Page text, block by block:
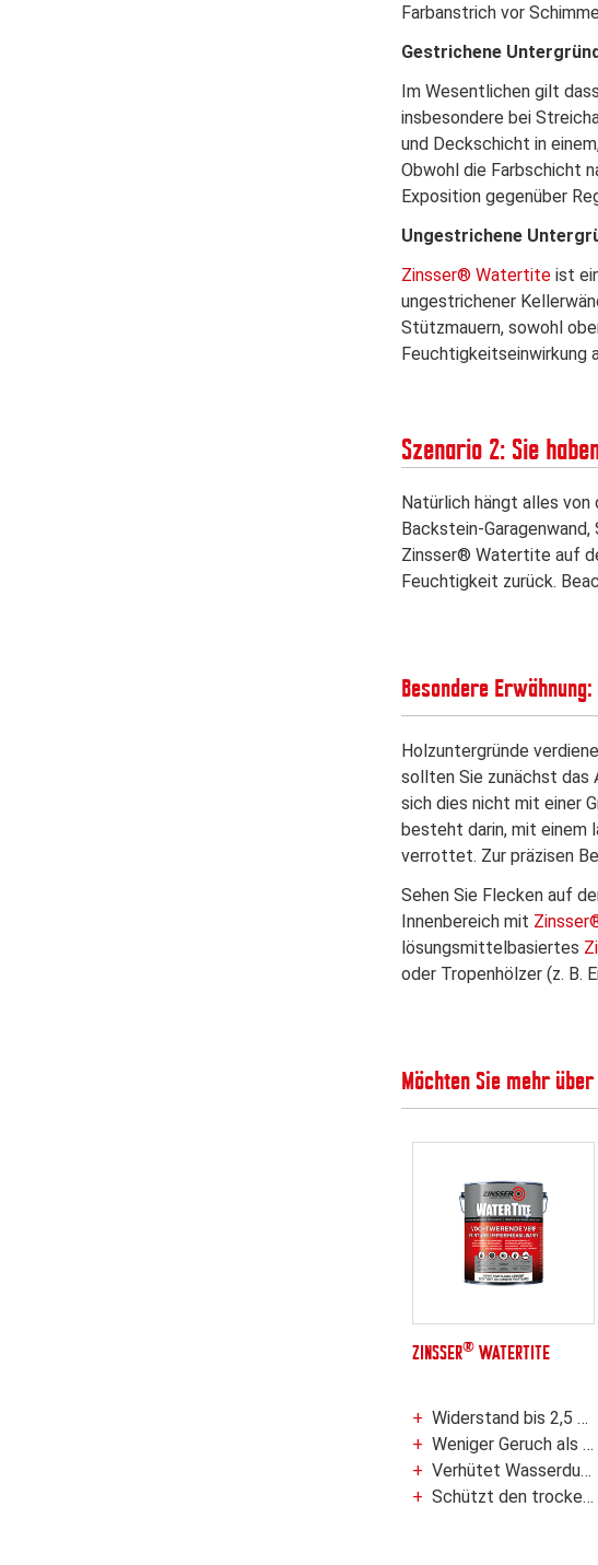
Farbanstrich vor
Gestrichene
Im Wesentlichen gilt
insbesondere bei
und Deckschicht in
Obwohl die Farbschicht
Exposition gegenüber
Ungestrichene
Zinsser® Watertite ist
ungestrichener
Stützmauern, sowohl
Feuchtigkeitseinwirkung
Szenario 2: Sie
Natürlich hängt alles
Backstein-
Zinsser® Watertite auf
Feuchtigkeit zurück.
Besondere
Holzuntergründe
sollten Sie zunächst das
sich dies nicht mit einer
besteht darin, mit einem
verrottet. Zur präzisen
Sehen Sie Flecken auf
Innenbereich mit
lösungsmittelbasiertes
oder Tropenhölzer (z. B.
Möchten Sie mehr
ZINSSER® WATERTITE
Widerstand bis 2,5 Bar (2,39 kg/cm²) Wasserdruck (zweimal die Stärke von Latex Abdichtungsmitteln)
Weniger Geruch als Latexfarbe
Verhütet Wasserdurchsickerung durch Zement, Mauerwerk, Beton, Betonblockwände und Kellerfussböden
Schützt den trockenen Film gegen den Befall durch Schimmel